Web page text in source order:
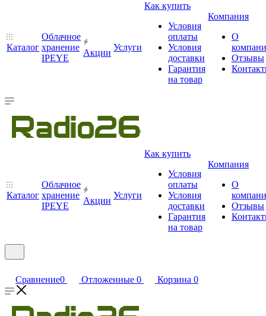
Каталог
Облачное
хранение
IPEYE
Акции
Услуги
Как купить
Условия
оплаты
Условия
доставки
Гарантия
на товар
Компания
О
Отзывы
Каталог
Облачное
хранение
IPEYE
Акции
Услуги
Как купить
Условия
оплаты
Условия
доставки
Гарантия
на товар
Компания
О
Отзывы
Сравнение0 Отложенные 0 Корзина 0